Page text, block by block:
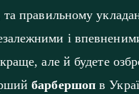
та правильному
і
але й будете
барбершоп в